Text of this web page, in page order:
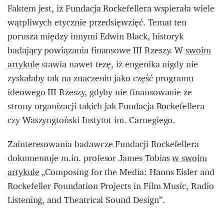
Faktem jest, iż Fundacja Rockefellera wspierała wiele
wątpliwych etycznie przedsięwzięć. Temat ten
porusza między innymi Edwin Black, historyk
badający powiązania finansowe III Rzeszy. Wswoim
artykulestawia nawet tezę, iż eugenika nigdy nie
zyskałaby tak na znaczeniu jako część programu
ideowego III Rzeszy, gdyby nie finansowanie ze
strony organizacji takich jak Fundacja Rockefellera
czy Waszyngtoński Instytut im. Carnegiego.
Zainteresowania badawcze Fundacji Rockefellera
dokumentuje m.in. profesor James Tobiasw swoim
artykule„Composing for the Media: Hanns Eisler and
Rockefeller Foundation Projects in Film Music, Radio
Listening, and Theatrical Sound Design”.